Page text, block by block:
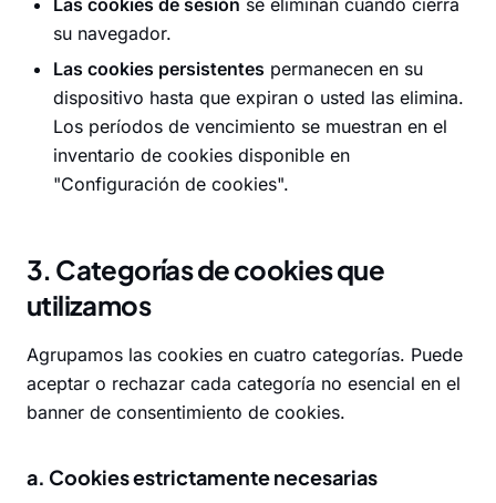
Las cookies de sesión se eliminan cuando cierra
su navegador.
Las cookies persistentes permanecen en su
dispositivo hasta que expiran o usted las elimina.
Los períodos de vencimiento se muestran en el
inventario de cookies disponible en
"Configuración de cookies".
3. Categorías de cookies que
utilizamos
Agrupamos las cookies en cuatro categorías. Puede
aceptar o rechazar cada categoría no esencial en el
banner de consentimiento de cookies.
a. Cookies estrictamente necesarias